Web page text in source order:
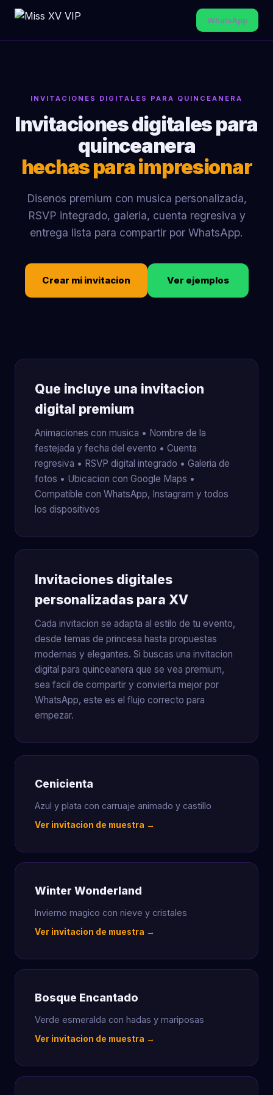
WhatsApp
INVITACIONES DIGITALES PARA QUINCEANERA
Invitaciones digitales para
quinceanera
hechas para impresionar
Disenos premium con musica personalizada,
RSVP integrado, galeria, cuenta regresiva y
entrega lista para compartir por WhatsApp.
Crear mi invitacion Ver ejemplos
Que incluye una invitacion
digital premium
Animaciones con musica • Nombre de la
festejada y fecha del evento • Cuenta
regresiva • RSVP digital integrado • Galeria de
fotos • Ubicacion con Google Maps •
Compatible con WhatsApp, Instagram y todos
los dispositivos
Invitaciones digitales
personalizadas para XV
Cada invitacion se adapta al estilo de tu evento,
desde temas de princesa hasta propuestas
modernas y elegantes. Si buscas una invitacion
digital para quinceanera que se vea premium,
sea facil de compartir y convierta mejor por
WhatsApp, este es el flujo correcto para
empezar.
Cenicienta
Azul y plata con carruaje animado y castillo
Ver invitacion de muestra →
Winter Wonderland
Invierno magico con nieve y cristales
Ver invitacion de muestra →
Bosque Encantado
Verde esmeralda con hadas y mariposas
Ver invitacion de muestra →